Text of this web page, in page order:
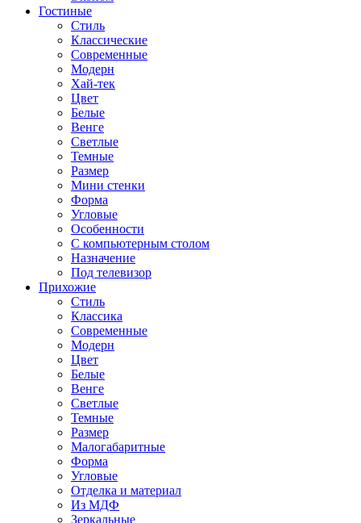
Гостиные
Стиль
Классические
Современные
Модерн
Хай-тек
Цвет
Белые
Венге
Светлые
Темные
Размер
Мини стенки
Форма
Угловые
Особенности
С компьютерным столом
Назначение
Под телевизор
Прихожие
Стиль
Классика
Современные
Модерн
Цвет
Белые
Венге
Светлые
Темные
Размер
Малогабаритные
Форма
Угловые
Отделка и материал
Из МДФ
Зеркальные